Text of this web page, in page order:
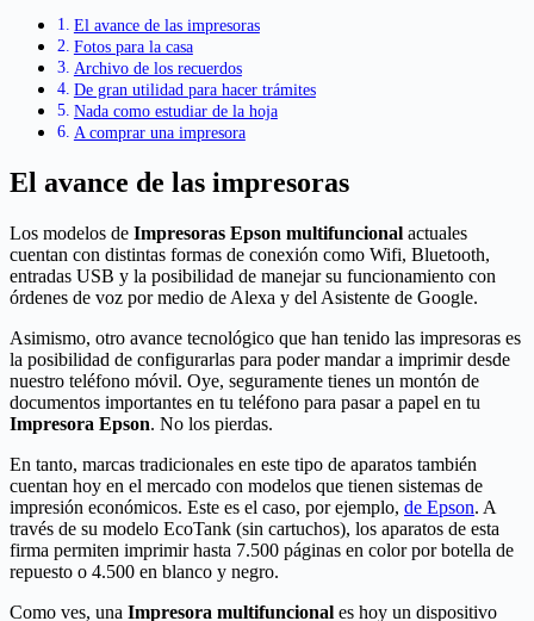
El avance de las impresoras
Fotos para la casa
Archivo de los recuerdos
De gran utilidad para hacer trámites
Nada como estudiar de la hoja
A comprar una impresora
El avance de las impresoras
Los modelos de Impresoras Epson multifuncional actuales
cuentan con distintas formas de conexión como Wifi, Bluetooth,
entradas USB y la posibilidad de manejar su funcionamiento con
órdenes de voz por medio de Alexa y del Asistente de Google.
Asimismo, otro avance tecnológico que han tenido las impresoras es
la posibilidad de configurarlas para poder mandar a imprimir desde
nuestro teléfono móvil. Oye, seguramente tienes un montón de
documentos importantes en tu teléfono para pasar a papel en tu
Impresora Epson. No los pierdas.
En tanto, marcas tradicionales en este tipo de aparatos también
cuentan hoy en el mercado con modelos que tienen sistemas de
impresión económicos. Este es el caso, por ejemplo, de Epson. A
través de su modelo EcoTank (sin cartuchos), los aparatos de esta
firma permiten imprimir hasta 7.500 páginas en color por botella de
repuesto o 4.500 en blanco y negro.
Como ves, una Impresora multifuncional es hoy un dispositivo